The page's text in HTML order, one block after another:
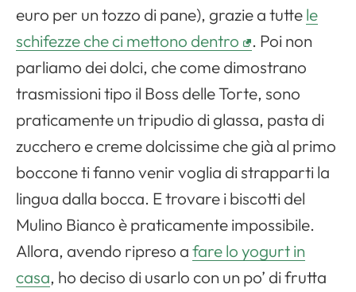
euro per un tozzo di pane), grazie a tuttele
schifezze che ci mettono dentro
. Poi non
parliamo dei dolci, che come dimostrano
trasmissioni tipo il Boss delle Torte, sono
praticamente un tripudio di glassa, pasta di
zucchero e creme dolcissime che già al primo
boccone ti fanno venir voglia di strapparti la
lingua dalla bocca. E trovare i biscotti del
Mulino Bianco è praticamente impossibile.
Allora, avendo ripreso afare lo yogurt in
casa, ho deciso di usarlo con un po’ di frutta